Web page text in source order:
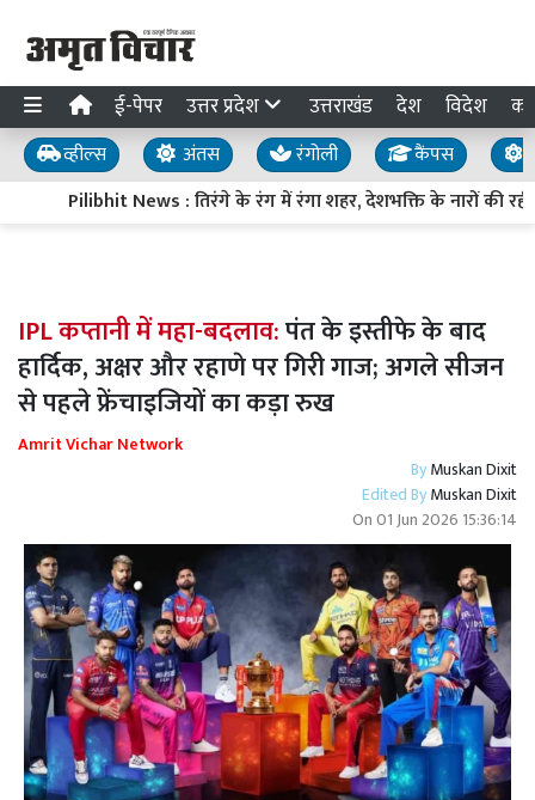
ई-पेपर उत्तर प्रदेश उत्तराखंड देश विदेश
व्हील्स अंतस रंगोली कैंपस
Pilibhit News : तिरंगे के रंग में रंगा शहर, देशभक्ति के नारों की रही
IPL कप्तानी में महा-बदलाव:पंत के इस्तीफे के बाद
हार्दिक, अक्षर और रहाणे पर गिरी गाज; अगले सीजन
से पहले फ्रेंचाइजियों का कड़ा रुख
Amrit Vichar Network
ByMuskan Dixit
Edited ByMuskan Dixit
On01 Jun 2026 15:36:14